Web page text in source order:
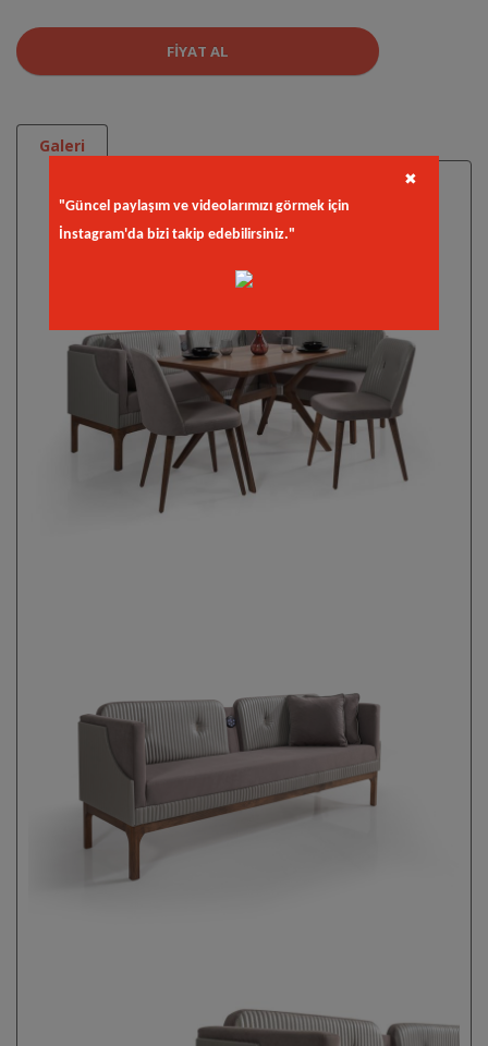
FIYAT AL
Galeri
"Güncel paylaşım ve videolarımızı görmek için
İnstagram'da bizi takip edebilirsiniz."
✖